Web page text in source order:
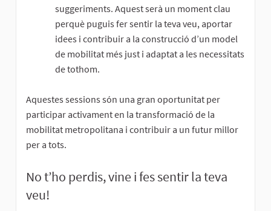
suggeriments. Aquest serà un moment clau
perquè puguis fer sentir la teva veu, aportar
idees i contribuir a la construcció d’un model
de mobilitat més just i adaptat a les necessitats
de tothom.
Aquestes sessions són una gran oportunitat per
participar activament en la transformació de la
mobilitat metropolitana i contribuir a un futur millor
per a tots.
No t’ho perdis, vine i fes sentir la teva
veu!